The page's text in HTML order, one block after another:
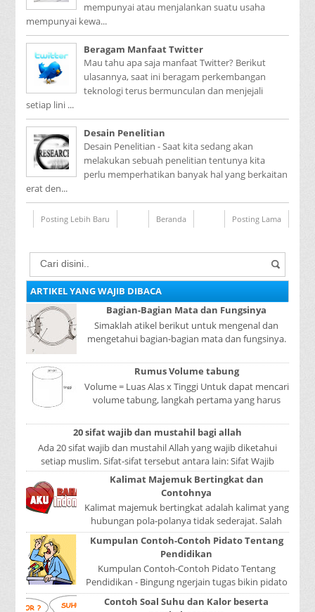
mempunyai atau menjalankan suatu usaha
mempunyai kewa...
Beragam Manfaat Twitter
Mau tahu apa saja manfaat Twitter? Berikut
ulasannya, saat ini beragam perkembangan
teknologi terus bermunculan dan menjejali
setiap lini ...
Desain Penelitian
Desain Penelitian - Saat kita sedang akan
melakukan sebuah penelitian tentunya kita
perlu memperhatikan banyak hal yang berkaitan
erat den...
Posting Lebih Baru Posting Lama
Beranda
ARTIKEL YANG WAJIB DIBACA
Bagian-Bagian Mata dan Fungsinya
Simaklah atikel berikut untuk mengenal dan
mengetahui bagian-bagian mata dan fungsinya.
mer...
Rumus Volume tabung
Volume = Luas Alas x Tinggi Untuk dapat mencari
volume tabung, langkah pertama yang harus
tabun...
20 sifat wajib dan mustahil bagi allah
Ada 20 sifat wajib dan mustahil Allah yang wajib diketahui
setiap muslim. Sifat-sifat tersebut antara lain: Sifat Wajib
Tulisan A...
Kalimat Majemuk Bertingkat dan
Contohnya
Kalimat majemuk bertingkat adalah kalimat yang
hubungan pola-polanya tidak sederajat. Salah
satu pola menduduki sebagai induk kalimat, se...
Kumpulan Contoh-Contoh Pidato Tentang
Pendidikan
Kumpulan Contoh-Contoh Pidato Tentang
Pendidikan - Bingung ngerjain tugas bikin pidato
sekolah? Atau sedang nyari kumpulan contoh-
contoh ...
Contoh Soal Suhu dan Kalor beserta